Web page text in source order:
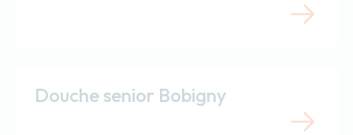
Douche senior Bobigny